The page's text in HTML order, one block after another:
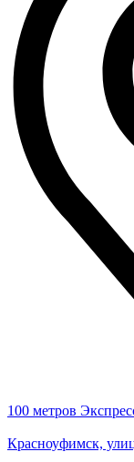
100 метров
Красноуфимск,